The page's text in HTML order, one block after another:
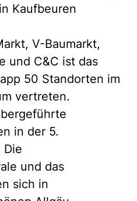
Kaufbeuren
V-Baumarkt,
und C&C ist das
50 Standorten im
vertreten.
in der 5.
Die
und das
sich in